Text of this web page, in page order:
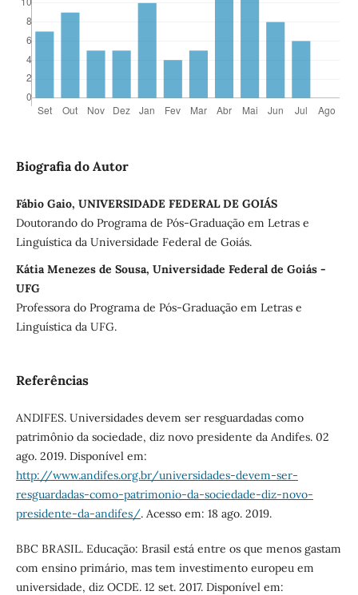
Biografia do Autor
Fábio Gaio, UNIVERSIDADE FEDERAL DE GOIÁS
Doutorando do Programa de Pós-Graduação em Letras e
Linguística da Universidade Federal de Goiás.
Kátia Menezes de Sousa, Universidade Federal de Goiás -
UFG
Professora do Programa de Pós-Graduação em Letras e
Linguística da UFG.
Referências
ANDIFES. Universidades devem ser resguardadas como
patrimônio da sociedade, diz novo presidente da Andifes. 02
ago. 2019. Disponível em:
http://www.andifes.org.br/universidades-devem-ser-
resguardadas-como-patrimonio-da-sociedade-diz-novo-
presidente-da-andifes/. Acesso em: 18 ago. 2019.
BBC BRASIL. Educação: Brasil está entre os que menos gastam
com ensino primário, mas tem investimento europeu em
universidade, diz OCDE. 12 set. 2017. Disponível em: